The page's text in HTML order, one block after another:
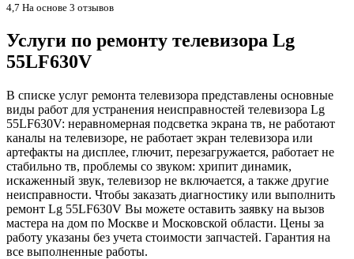
4,7 На основе 3 отзывов
Услуги по ремонту телевизора Lg
55LF630V
В списке услуг ремонта телевизора представлены основные
виды работ для устранения неисправностей телевизора Lg
55LF630V: неравномерная подсветка экрана тв, не работают
каналы на телевизоре, не работает экран телевизора или
артефакты на дисплее, глючит, перезагружается, работает не
стабильно тв, проблемы со звуком: хрипит динамик,
искаженный звук, телевизор не включается, а также другие
неисправности. Чтобы заказать диагностику или выполнить
ремонт Lg 55LF630V Вы можете оставить заявку на вызов
мастера на дом по Москве и Московской области. Цены за
работу указаны без учета стоимости запчастей. Гарантия на
все выполненные работы.